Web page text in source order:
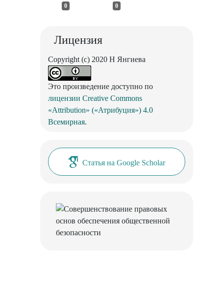
0 0
Лицензия
Copyright (c) 2020 Н Янгиева
Это произведение доступно по
лицензии Creative Commons
«Attribution» («Атрибуция») 4.0
Всемирная.
Статья на Google Scholar